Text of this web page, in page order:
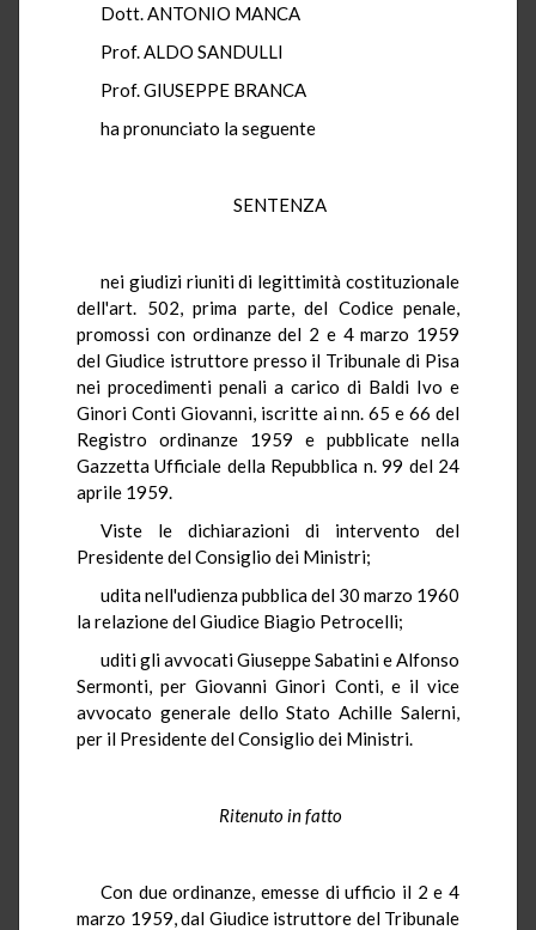
Dott. ANTONIO MANCA
Prof. ALDO SANDULLI
Prof. GIUSEPPE BRANCA
ha pronunciato la seguente
SENTENZA
nei giudizi riuniti di legittimità costituzionale
dell'art. 502, prima parte, del Codice penale,
promossi con ordinanze del 2 e 4 marzo 1959
del Giudice istruttore presso il Tribunale di Pisa
nei procedimenti penali a carico di Baldi Ivo e
Ginori Conti Giovanni, iscritte ai nn. 65 e 66 del
Registro ordinanze 1959 e pubblicate nella
Gazzetta Ufficiale della Repubblica n. 99 del 24
aprile 1959.
Viste le dichiarazioni di intervento del
Presidente del Consiglio dei Ministri;
udita nell'udienza pubblica del 30 marzo 1960
la relazione del Giudice Biagio Petrocelli;
uditi gli avvocati Giuseppe Sabatini e Alfonso
Sermonti, per Giovanni Ginori Conti, e il vice
avvocato generale dello Stato Achille Salerni,
per il Presidente del Consiglio dei Ministri.
Ritenuto in fatto
Con due ordinanze, emesse di ufficio il 2 e 4
marzo 1959, dal Giudice istruttore del Tribunale